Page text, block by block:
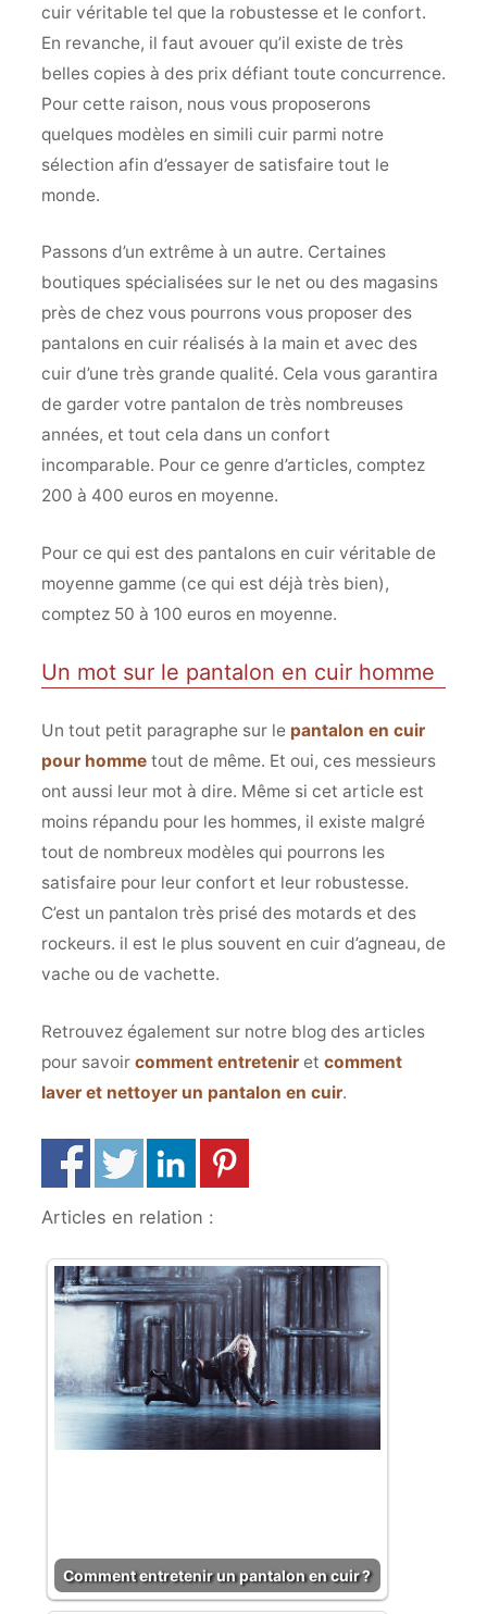
cuir véritable tel que la robustesse et le confort.
En revanche, il faut avouer qu’il existe de très
belles copies à des prix défiant toute concurrence.
Pour cette raison, nous vous proposerons
quelques modèles en simili cuir parmi notre
sélection afin d’essayer de satisfaire tout le
monde.
Passons d’un extrême à un autre. Certaines
boutiques spécialisées sur le net ou des magasins
près de chez vous pourrons vous proposer des
pantalons en cuir réalisés à la main et avec des
cuir d’une très grande qualité. Cela vous garantira
de garder votre pantalon de très nombreuses
années, et tout cela dans un confort
incomparable. Pour ce genre d’articles, comptez
200 à 400 euros en moyenne.
Pour ce qui est des pantalons en cuir véritable de
moyenne gamme (ce qui est déjà très bien),
comptez 50 à 100 euros en moyenne.
Un mot sur le pantalon en cuir homme
Un tout petit paragraphe sur le pantalon en cuir
pour hommetout de même. Et oui, ces messieurs
ont aussi leur mot à dire. Même si cet article est
moins répandu pour les hommes, il existe malgré
tout de nombreux modèles qui pourrons les
satisfaire pour leur confort et leur robustesse.
C’est un pantalon très prisé des motards et des
rockeurs. il est le plus souvent en cuir d’agneau, de
vache ou de vachette.
Retrouvez également sur notre blog des articles
pour savoir comment entreteniret comment
laver et nettoyer un pantalon en cuir.
Articles en relation :
Comment entretenir un pantalon en cuir ?